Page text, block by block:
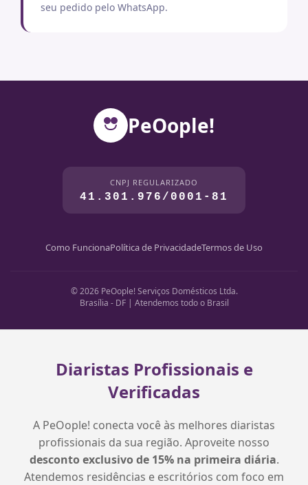
seu pedido pelo WhatsApp.
PeOople!
CNPJ REGULARIZADO
41.301.976/0001-81
Como FuncionaPolítica de PrivacidadeTermos de Uso
© 2026 PeOople! Serviços Domésticos Ltda.
Brasília - DF | Atendemos todo o Brasil
Diaristas Profissionais e
Verificadas
A PeOople! conecta você às melhores diaristas
profissionais da sua região. Aproveite nosso
desconto exclusivo de 15% na primeira diária.
Atendemos residências e escritórios com foco em